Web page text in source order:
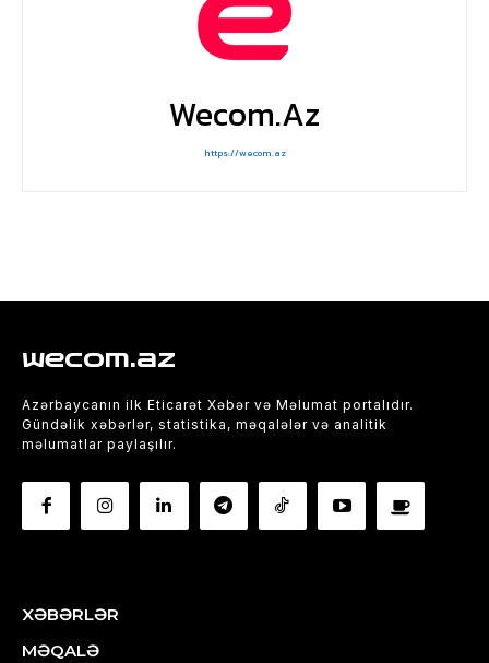
Wecom.az
https://wecom.az
wecom.az
Azərbaycanın ilk Eticarət Xəbər və Məlumat portalıdır.
Gündəlik xəbərlər, statistika, məqalələr və analitik
məlumatlar paylaşılır.
XƏBƏRLƏR
MƏQALƏ